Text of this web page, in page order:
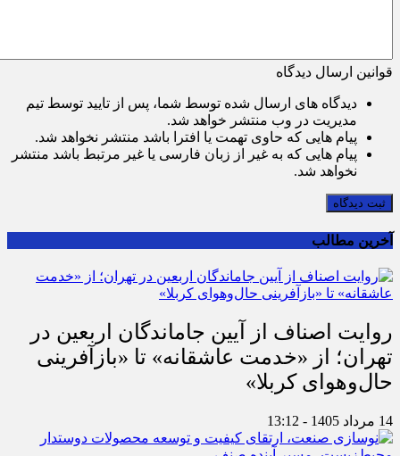
قوانین ارسال دیدگاه
دیدگاه های ارسال شده توسط شما، پس از تایید توسط تیم
مدیریت در وب منتشر خواهد شد.
پیام هایی که حاوی تهمت یا افترا باشد منتشر نخواهد شد.
پیام هایی که به غیر از زبان فارسی یا غیر مرتبط باشد منتشر
نخواهد شد.
ثبت دیدگاه
آخرین مطالب
روایت اصناف از آیین جاماندگان اربعین در
تهران؛ از «خدمت عاشقانه» تا «بازآفرینی
حال‌وهوای کربلا»
14 مرداد 1405 - 13:12